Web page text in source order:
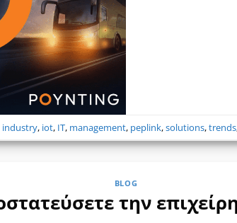
industry, iot, IT, management, peplink,solutions,trends
BLOG
την